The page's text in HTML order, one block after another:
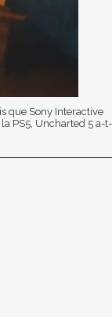
que Sony Interactive
PS5, Uncharted 5 a-t-